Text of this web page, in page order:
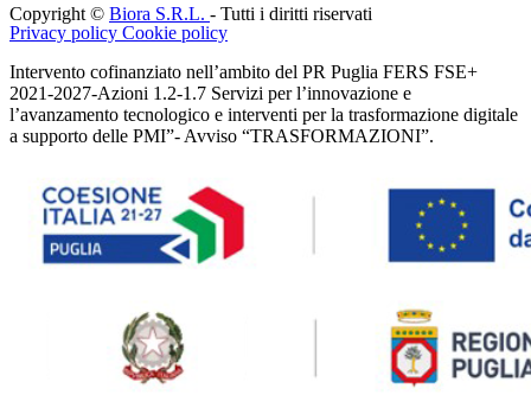
Copyright © Biora S.R.L. - Tutti i diritti riservati
Privacy policy Cookie policy
Intervento cofinanziato nell’ambito del PR Puglia FERS FSE+
2021-2027-Azioni 1.2-1.7 Servizi per l’innovazione e
l’avanzamento tecnologico e interventi per la trasformazione digitale
a supporto delle PMI”- Avviso “TRASFORMAZIONI”.